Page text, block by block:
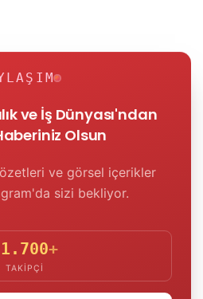
ve İş Dünyası'ndan
Olsun
ve görsel içerikler
sizi bekliyor.
+
TAKIPÇI